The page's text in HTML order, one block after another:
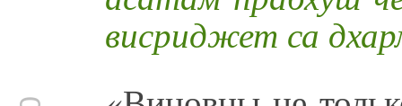
висриджет са